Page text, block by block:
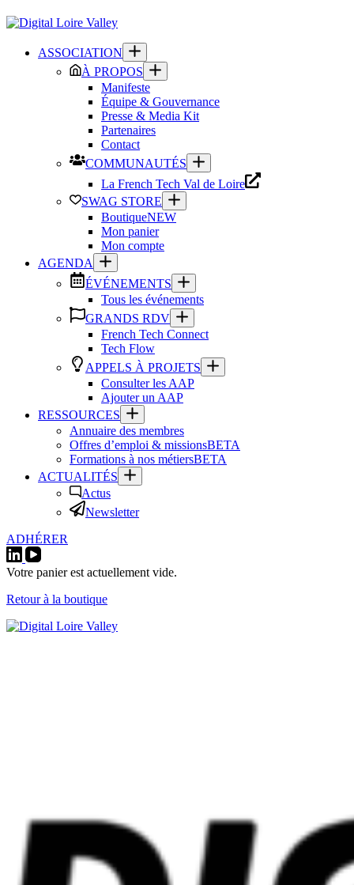
Passer
contenuASSOCIATION
À PROPOS
Manifeste
Équipe & Gouvernance
Presse & Media Kit
Partenaires
Contact
COMMUNAUTÉS
La French Tech Val de Loire
SWAG STORE
BoutiqueNEW
Mon panier
Mon compte
AGENDA
ÉVÉNEMENTS
Tous les événements
GRANDS RDV
French Tech Connect
Tech Flow
APPELS À PROJETS
Consulter les AAP
Ajouter un AAP
RESSOURCES
Annuaire des membres
Offres d’emploi & missionsBETA
Formations à nos métiersBETA
ACTUALITÉS
Actus
Newsletter
ADHÉRER
Votre panier est actuellement vide.
Retour à la boutique